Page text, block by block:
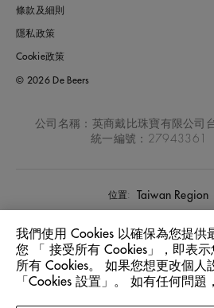
條款及細則
隱私政策
Cookie政策
© 2026 De Beers
公司名稱：英商戴比珠寶有限公司
統一編號：27943361
位置: Taiwan Region
語言: 中文
我們使用 Cookies 以確保為您提供
您 「 接受所有 Cookies」，即表
所有 Cookies。 如果您想更改個人
「Cookies 設置」。 如有任何問題